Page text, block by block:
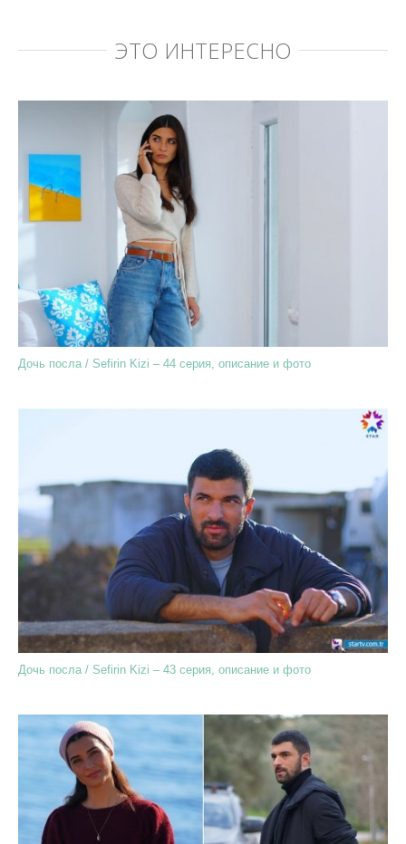
ЭТО ИНТЕРЕСНО
Дочь посла / Sefirin Kizi – 44 серия, описание и фото
Дочь посла / Sefirin Kizi – 43 серия, описание и фото